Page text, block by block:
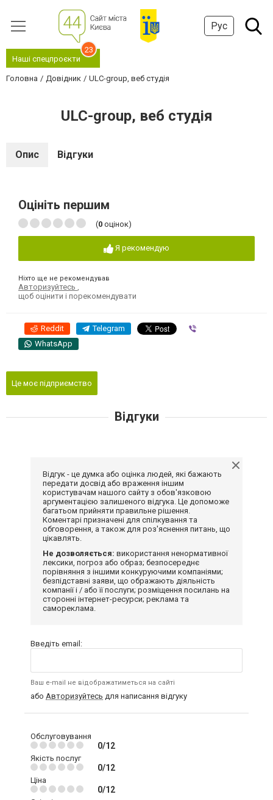
Рус
Наші спецпроєкти
23
Головна Довідник ULC-group, веб студія
ULC-group, веб студія
Опис Відгуки
Оцініть першим
(0 оцінок)
Я рекомендую
Ніхто ще не рекомендував
Авторизуйтесь
щоб оцінити і порекомендувати
Reddit Telegram
WhatsApp
Це моє підприємство
Відгуки
Відгук - це думка або оцінка людей, які бажають
передати досвід або враження іншим
користувачам нашого сайту з обов'язковою
аргументацією залишеного відгука. Це допоможе
багатьом прийняти правильне рішення.
Коментарі призначені для спілкування та
обговорення, а також для роз'яснення питань, що
цікавлять.
Не дозволяється: використання ненормативної
лексики, погроз або образ; безпосереднє
порівняння з іншими конкуруючими компаніями;
безпідставні заяви, що ображають діяльність
компанії і / або її послуги; розміщення посилань на
сторонні інтернет-ресурси; реклама та
самореклама.
Введіть email:
Ваш e-mail не відображатиметься на сайті
або Авторизуйтесь для написання відгуку
Обслуговування
0/12
Якість послуг
0/12
Ціна
0/12